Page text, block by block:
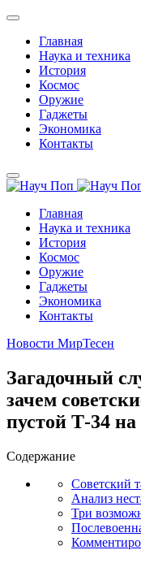
Главная
Наука и техника
История
Космос
Оружие
Гаджеты
Экономика
Контакты
Главная
Наука и техника
История
Космос
Оружие
Гаджеты
Экономика
Контакты
Новости МирТесен
Загадочный
зачем
пустой Т-34
Содержание
Советский
Анализ
Три